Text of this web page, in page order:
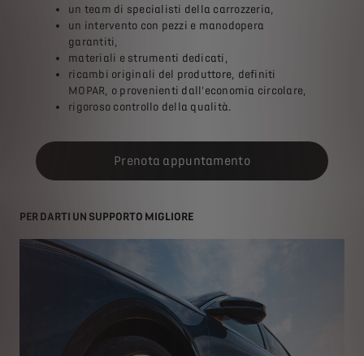
un team di specialisti della carrozzeria,
un intervento con pezzi e manodopera
garantiti,
materiali e strumenti dedicati,
ricambi originali del produttore, definiti
MOPAR, o provenienti dall'economia circolare,
rigoroso controllo della qualità.
Prenota appuntamento
PER DARTI UN SUPPORTO MIGLIORE